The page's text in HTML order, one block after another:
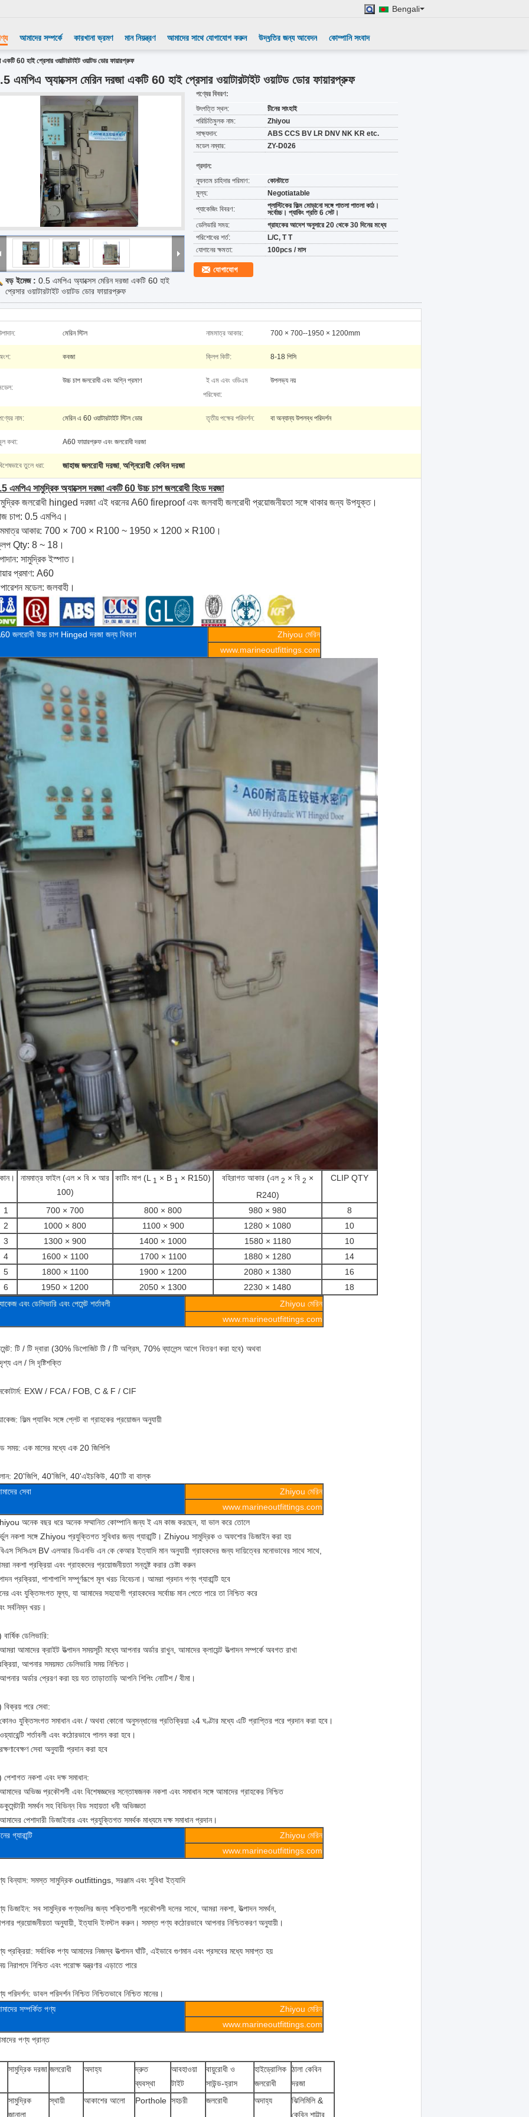
Bengali
আমাদের সম্পর্কে কারখানা ভ্রমণ মান নিয়ন্ত্রণ আমাদের সাথে যোগাযোগ করুন উদ্ধৃতির জন্য আবেদন কোম্পানি সংবাদ
60 হাই প্রেসার ওয়াটারটাইট ওয়াটড ডোর ফায়ারপ্রুফ
এমপিএ অ্যাক্সেস মেরিন দরজা একটি 60 হাই প্রেসার ওয়াটারটাইট ওয়াটড ডোর ফায়ারপ্রুফ
বড় ইমেজ : 0.5 এমপিএ অ্যাক্সেস মেরিন দরজা একটি 60 হাই
প্রেসার ওয়াটারটাইট ওয়াটড ডোর ফায়ারপ্রুফ
পণ্যের বিবরণ:
উৎপত্তি স্থল:
চীনের সাংহাই
পরিচিতিমুলক নাম:
Zhiyou
সাক্ষ্যদান:
ABS CCS BV LR DNV NK KR etc.
মডেল নম্বার:
ZY-D026
প্রদান:
ন্যূনতম চাহিদার পরিমাণ:
কোনটাতে
মূল্য:
Negotiatable
প্যাকেজিং বিবরণ:
প্লাস্টিকের ফিল্ম মোড়ানো সঙ্গে পাতলা পাতলা কাঠ।
সর্বোচ্চ। প্যাকিং প্রতি 6 সেট।
ডেলিভারি সময়:
গ্রাহকের আদেশ অনুসারে 20 থেকে 30 দিনের মধ্যে
পরিশোধের শর্ত:
L/C, T T
যোগানের ক্ষমতা:
100pcs / মাস
যোগাযোগ
মেরিন স্টিল নামমাত্র আকার: 700 × 700--1950 × 1200mm
কবজা ক্লিপ কিটি: 8-18 পিসি
উচ্চ চাপ জলরোধী এবং অগ্নি প্রমাণ
ই এম এবং ওডিএম
পরিষেবা:
উপলভ্য নয়
নাম: মেরিন এ 60 ওয়াটারটাইট স্টিল ডোর তৃতীয় পক্ষের পরিদর্শন: বা অন্যান্য উপলব্ধ পরিদর্শন
কথা: A60 ফায়ারপ্রুফ এবং জলরোধী দরজা
তুলে ধরা: জাহাজ জলরোধী দরজা, অগ্নিরোধী কেবিন দরজা
এমপিএ সামুদ্রিক অ্যাক্সেস দরজা একটি 60 উচ্চ চাপ জলরোধী হিংড দরজা
জলরোধী hinged দরজা এই ধরনের A60 fireproof এবং জলবাহী জলরোধী প্রয়োজনীয়তা সঙ্গে থাকার জন্য উপযুক্ত।
চাপ: 0.5 এমপিএ।
আকার: 700 × 700 × R100 ~ 1950 × 1200 × R100।
Qty: 8 ~ 18।
সামুদ্রিক ইস্পাত।
প্রমাণ: A60
মডেল: জলবাহী।
জলরোধী উচ্চ চাপ Hinged দরজা জন্য বিবরণ
Zhiyou মেরিন
www.marineoutfittings.com
নামমাত্র ফাইল (এল × বি × আর
100)
কাটিং মাপ (L 1 × B 1 × R150) বহিরাগত আকার (এল 2 × বি 2 ×
R240)
CLIP QTY
1 700 × 700 800 × 800 980 × 980
8
2
1000 × 800 1100 × 900 1280 × 1080
10
3
1300 × 900 1400 × 1000 1580 × 1180
10
4
1600 × 1100 1700 × 1100 1880 × 1280
14
5
1800 × 1100 1900 × 1200 2080 × 1380
16
6
1950 × 1200 2050 × 1300 2230 × 1480
18
এবং ডেলিভারি এবং পেমেন্ট শর্তাবলী
Zhiyou মেরিন
www.marineoutfittings.com
টি / টি দ্বারা (30% ডিপোজিট টি / টি অগ্রিম, 70% ব্যালেন্স আগে বিতরণ করা হবে) অথবা
এল / সি দৃষ্টিশক্তি
EXW / FCA / FOB, C & F / CIF
ফিল্ম প্যাকিং সঙ্গে প্লেট বা গ্রাহকের প্রয়োজন অনুযায়ী
সময়: এক মাসের মধ্যে এক 20 জিপিপি
20'জিপি, 40'জিপি, 40'এইচকিউ, 40'টি বা বাল্ক
সেবা
Zhiyou মেরিন
www.marineoutfittings.com
অনেক বছর ধরে অনেক সম্মানিত কোম্পানি জন্য ই এম কাজ করছেন, যা ভাল করে তোলে
নকশা সঙ্গে Zhiyou প্রযুক্তিগত সুবিধার জন্য গ্যারান্টি। Zhiyou সামুদ্রিক ও অফশোর ডিজাইন করা হয়
সিসিএস BV এলআর ডিএনভি এন কে কেআর ইত্যাদি মান অনুযায়ী গ্রাহকদের জন্য দায়িত্বের মনোভাবের সাথে সাথে,
নকশা প্রক্রিয়া এবং গ্রাহকদের প্রয়োজনীয়তা সন্তুষ্ট করার চেষ্টা করুন
প্রক্রিয়া, পাশাপাশি সম্পূর্ণরূপে মূল খরচ বিবেচনা। আমরা প্রদান পণ্য গ্যারান্টি হবে
এবং যুক্তিসংগত মূল্য, যা আমাদের সহযোগী গ্রাহকদের সর্বোচ্চ মান পেতে পারে তা নিশ্চিত করে
সর্বনিম্ন খরচ।
ডেলিভারি:
আমাদের ক্রাইট উত্পাদন সময়সূচী মধ্যে আপনার অর্ডার রাখুন, আমাদের ক্লায়েন্ট উত্পাদন সম্পর্কে অবগত রাখা
আপনার সময়মত ডেলিভারি সময় নিশ্চিত।
অর্ডার প্রেরণ করা হয় যত তাড়াতাড়ি আপনি শিপিং নোটিশ / বীমা।
বিক্রয় পরে সেবা:
যুক্তিসংগত সমাধান এবং / অথবা কোনো অনুসন্ধানের প্রতিক্রিয়া ২4 ঘণ্টার মধ্যে এটি প্রাপ্তির পরে প্রদান করা হবে।
শর্তাবলী এবং কঠোরভাবে পালন করা হবে।
সেবা অনুযায়ী প্রদান করা হবে
পেশাগত নকশা এবং দক্ষ সমাধান:
অভিজ্ঞ প্রকৌশলী এবং বিশেষজ্ঞদের সন্তোষজনক নকশা এবং সমাধান সঙ্গে আমাদের গ্রাহকের নিশ্চিত
সমর্থন সহ বিভিন্ন বিড সহায়তা ধনী অভিজ্ঞতা
পেশাদারী ডিজাইনার এবং প্রযুক্তিগত সমর্থক মাধ্যমে দক্ষ সমাধান প্রদান।
গ্যারান্টি
Zhiyou মেরিন
www.marineoutfittings.com
বিন্যাস: সমস্ত সামুদ্রিক outfittings, সরঞ্জাম এবং সুবিধা ইত্যাদি
ডিজাইন: সব সামুদ্রিক পণ্যগুলির জন্য শক্তিশালী প্রকৌশলী দলের সাথে, আমরা নকশা, উত্পাদন সমর্থন,
প্রয়োজনীয়তা অনুযায়ী, ইত্যাদি ইনস্টল করুন। সমস্ত পণ্য কঠোরভাবে আপনার নিশ্চিতকরণ অনুযায়ী।
প্রক্রিয়া: সর্বাধিক পণ্য আমাদের নিজস্ব উত্পাদন ঘাঁটি, এইভাবে গুণমান এবং প্রসবের মধ্যে সমাপ্ত হয়
নিরাপদে নিশ্চিত এবং পরোক্ষ যন্ত্রণার এড়াতে পারে
পরিদর্শন: ডাবল পরিদর্শন নিশ্চিত নিশ্চিতভাবে নিশ্চিত মানের।
সম্পর্কিত পণ্য
Zhiyou মেরিন
www.marineoutfittings.com
পণ্য প্রান্ত
সামুদ্রিক দরজা জলরোধী অদাহ্য
দ্রুত
ব্যবস্থা
আবহাওয়া
টাইট
বায়ুরোধী ও
সাউন্ড-হ্রাস
হাইড্রোলিক
জলরোধী
ঠালা কেবিন
দরজা
সামুদ্রিক
জানালা
স্থায়ী আকাশের আলো Porthole সহচরী জলরোধী অদাহ্য
ঝিলিমিলি &
কেবিন শাট্টার